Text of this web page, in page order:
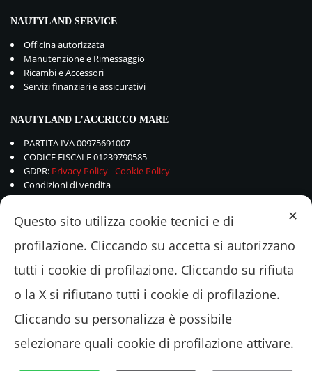
NAUTYLAND SERVICE
Officina autorizzata
Manutenzione e Rimessaggio
Ricambi e Accessori
Servizi finanziari e assicurativi
NAUTYLAND L’ACCRICCO MARE
PARTITA IVA 00975691007
CODICE FISCALE 01239790585
GDPR: Privacy Policy-Cookie Policy
Condizioni di vendita
✕
Questo sito utilizza cookie tecnici e di
profilazione. Cliccando su accetta si autorizzano
tutti i cookie di profilazione. Cliccando su rifiuta
o la X si rifiutano tutti i cookie di profilazione.
Cliccando su personalizza è possibile
selezionare quali cookie di profilazione attivare.